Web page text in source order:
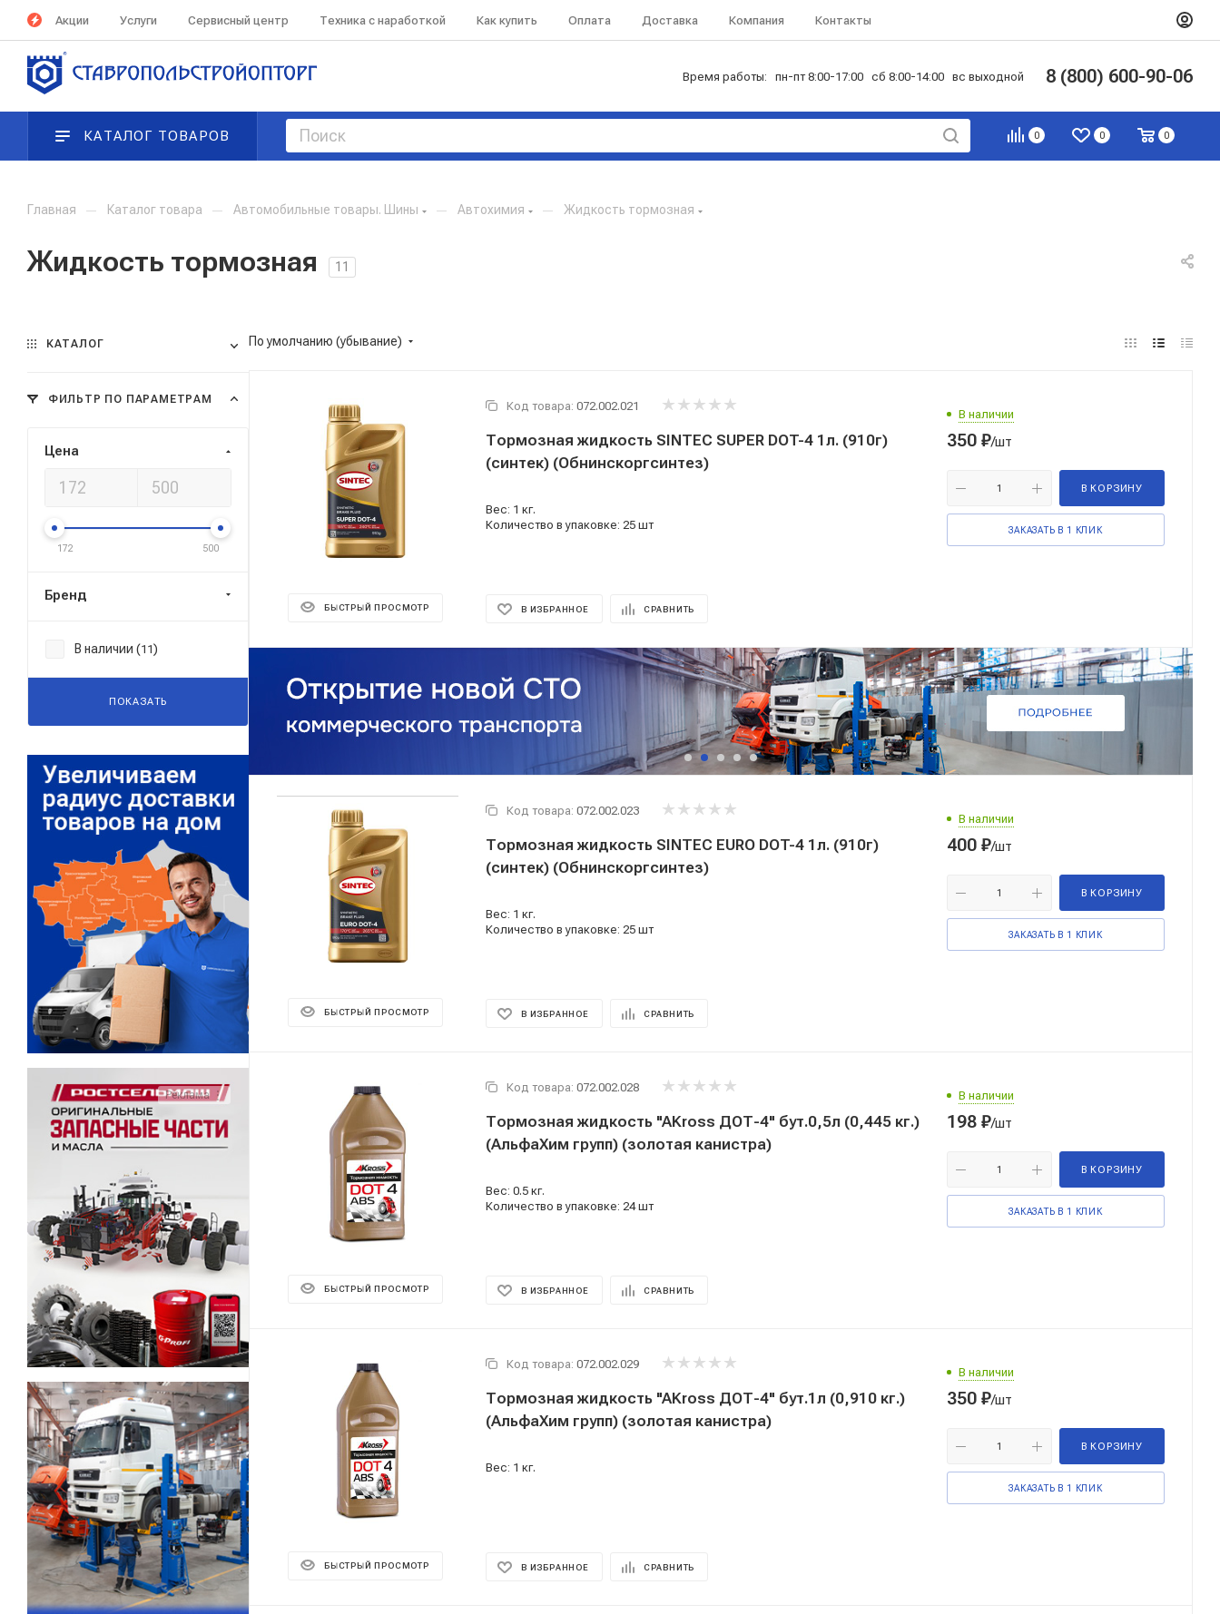
Акции Услуги Сервисный центр Техника с наработкой Как купить Оплата Доставка Компания Контакты
Время работы: пн-пт 8:00-17:00 сб 8:00-14:00 вс выходной 8 (800) 600-90-06
0 0 0
КАТАЛОГ ТОВАРОВ
Главная — Каталог товара — Автомобильные товары. Шины — Автохимия — Жидкость тормозная
Жидкость тормозная 11
По умолчанию (убывание)
БЫСТРЫЙ ПРОСМОТР
Код товара: 072.002.021
Тормозная жидкость SINTEC SUPER DOT-4 1л. (910г)
(синтек) (Обнинскоргсинтез)
Вес: 1 кг.
Количество в упаковке: 25 шт
В ИЗБРАННОЕ СРАВНИТЬ
В наличии
350 ₽/шт
В КОРЗИНУ
ЗАКАЗАТЬ В 1 КЛИК
БЫСТРЫЙ ПРОСМОТР
Код товара: 072.002.023
Тормозная жидкость SINTEC EURO DOT-4 1л. (910г)
(синтек) (Обнинскоргсинтез)
Вес: 1 кг.
Количество в упаковке: 25 шт
В ИЗБРАННОЕ СРАВНИТЬ
В наличии
400 ₽/шт
В КОРЗИНУ
ЗАКАЗАТЬ В 1 КЛИК
БЫСТРЫЙ ПРОСМОТР
Код товара: 072.002.028
Тормозная жидкость "AKross ДОТ-4" бут.0,5л (0,445 кг.)
(АльфаХим групп) (золотая канистра)
Вес: 0.5 кг.
Количество в упаковке: 24 шт
В ИЗБРАННОЕ СРАВНИТЬ
В наличии
198 ₽/шт
В КОРЗИНУ
ЗАКАЗАТЬ В 1 КЛИК
БЫСТРЫЙ ПРОСМОТР
Код товара: 072.002.029
Тормозная жидкость "AKross ДОТ-4" бут.1л (0,910 кг.)
(АльфаХим групп) (золотая канистра)
Вес: 1 кг.
В ИЗБРАННОЕ СРАВНИТЬ
В наличии
350 ₽/шт
В КОРЗИНУ
ЗАКАЗАТЬ В 1 КЛИК
КАТАЛОГ
ФИЛЬТР ПО ПАРАМЕТРАМ
Цена
172 500
Бренд
В наличии (11)
ПОКАЗАТЬ
Реклама ⋮